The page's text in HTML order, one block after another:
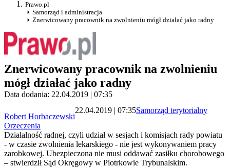
Prawo.pl
Samorząd i administracja
Znerwicowany pracownik na zwolnieniu mógł działać jako radny
Znerwicowany pracownik na zwolnieniu
mógł działać jako radny
Data dodania: 22.04.2019 | 07:35
Robert Horbaczewski
22.04.2019 | 07:35Samorząd terytorialny
Orzeczenia
Działalność radnej, czyli udział w sesjach i komisjach rady powiatu
- w czasie zwolnienia lekarskiego - nie jest wykonywaniem pracy
zarobkowej. Ubezpieczona nie musi oddawać zasiłku chorobowego
– stwierdził Sąd Okręgowy w Piotrkowie Trybunalskim.